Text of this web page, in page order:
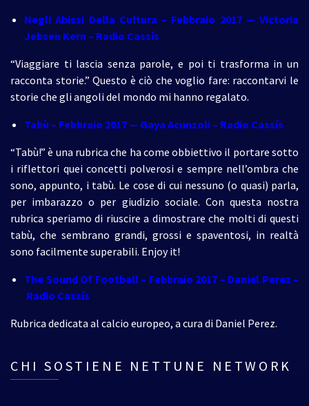
Negli Abissi Della Cultura – Febbraio 2017— Victoria
Jebsen Kern – Radio Cassís
“Viaggiare ti lascia senza parole, e poi ti trasforma in un
racconta storie.” Questo è ciò che voglio fare: raccontarvi le
storie che gli angoli del mondo mi hanno regalato.
Tabù – Febbraio 2017 — Gaya Acunzoli – Radio Cassís
“Tabù!” è una rubrica che ha come obbiettivo il portare sotto
i riflettori quei concetti polverosi e sempre nell’ombra che
sono, appunto, i tabù. Le cose di cui nessuno (o quasi) parla,
per imbarazzo o per giudizio sociale. Con questa nostra
rubrica speriamo di riuscire a dimostrare che molti di questi
tabù, che sembrano grandi, grossi e spaventosi, in realtà
sono facilmente superabili. Enjoy it!
The Sound Of Football – Febbraio 2017 – Daniel Perez –
Radio Cassís
Rubrica dedicata al calcio europeo, a cura di Daniel Perez.
CHI SOSTIENE NETTUNE NETWORK